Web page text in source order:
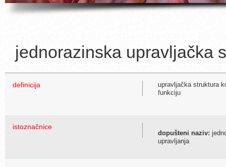
jednorazinska upravljačka
definicija
upravljačka struktura
funkciju
istoznačnice
dopušteni naziv:
upravljanja